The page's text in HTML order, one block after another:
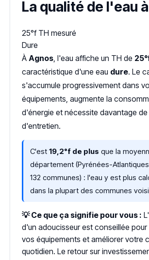
La qualité de l'eau
25°f TH mesuré
Dure
À Agnos, l'eau affiche un TH de
caractéristique d'une eau dure. Le
s'accumule progressivement dans
équipements, augmente la
d'énergie et nécessite davantage de
d'entretien.
C'est 19,2°f de plus que la
département (Pyrénées-
132 communes) : l'eau y est plus
dans la plupart des communes
💡 Ce que ça signifie pour vous :
d'un adoucisseur est conseillée
vos équipements et améliorer votre
quotidien. Le retour sur